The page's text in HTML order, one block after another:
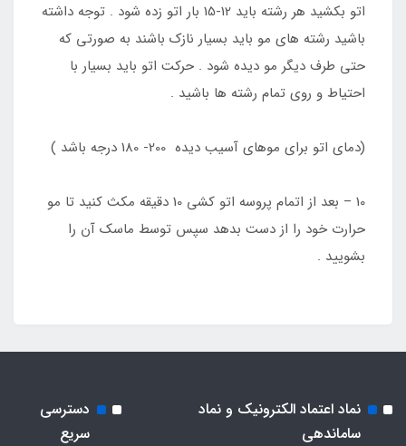
اتو بکشید هر رشته باید 12-15 بار اتو زده شود . توجه داشته
باشید رشته های مو باید بسیار نازک باشند به صورتی که
حتی طرف دیگر مو دیده شود . حرکت اتو باید بسیار با
احتیاط و روی تمام رشته ها باشید .
(دمای اتو برای موهای آسیب دیده 200- 180 درجه باشد )
10 – بعد از اتمام پروسه اتو کشی 10 دقیقه مکث کنید تا مو
حرارت خود را از دست بدهد سپس توسط ماسک آن را
بشویید .
نماد اعتماد الکترونیک و نماد
ساماندهی
دسترسی
سریع